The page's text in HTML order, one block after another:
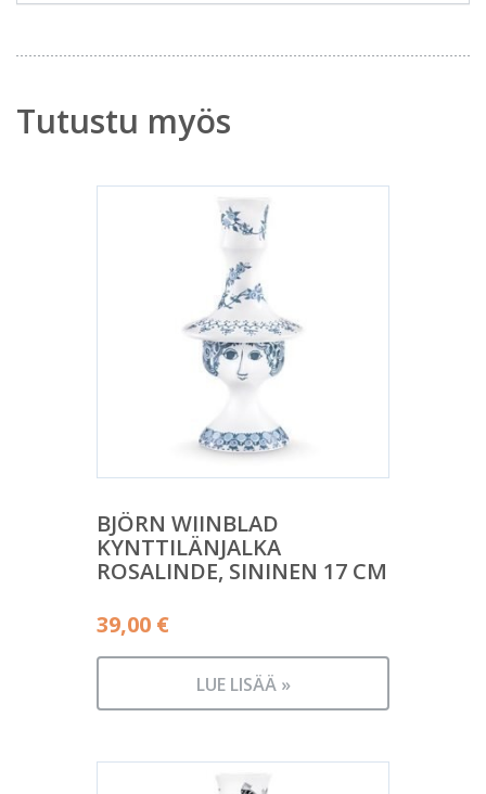
Tutustu myös
BJÖRN WIINBLAD
KYNTTILÄNJALKA
ROSALINDE, SININEN 17 CM
39,00 €
LUE LISÄÄ »